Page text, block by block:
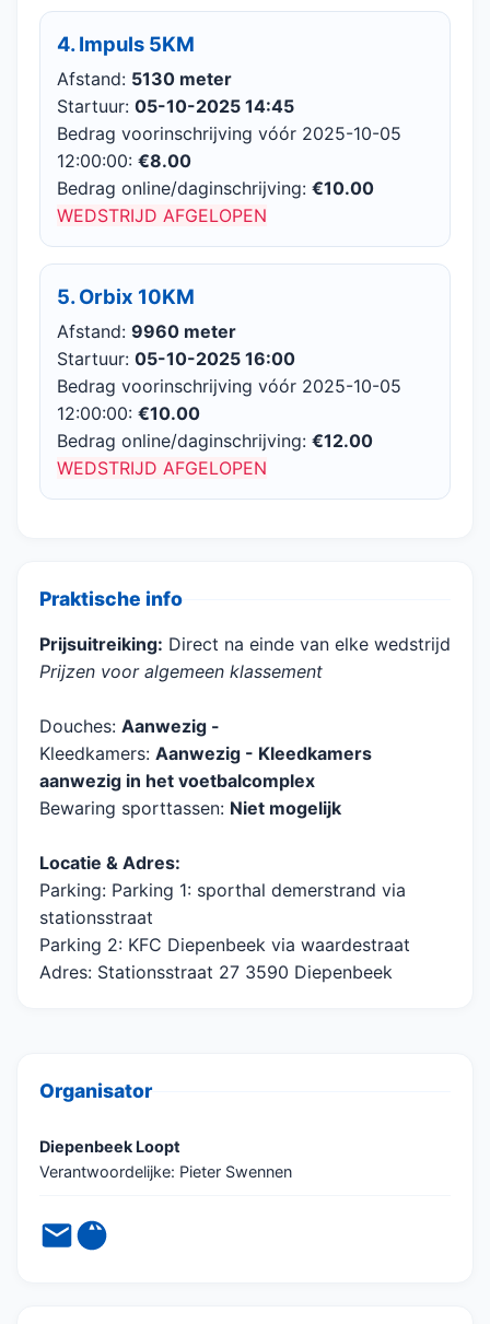
4. Impuls 5KM
Afstand: 5130 meter
Startuur: 05-10-2025 14:45
Bedrag voorinschrijving vóór 2025-10-05
12:00:00: €8.00
Bedrag online/daginschrijving: €10.00
WEDSTRIJD AFGELOPEN
5. Orbix 10KM
Afstand: 9960 meter
Startuur: 05-10-2025 16:00
Bedrag voorinschrijving vóór 2025-10-05
12:00:00: €10.00
Bedrag online/daginschrijving: €12.00
WEDSTRIJD AFGELOPEN
Praktische info
Prijsuitreiking: Direct na einde van elke wedstrijd
Prijzen voor algemeen klassement
Douches: Aanwezig -
Kleedkamers: Aanwezig - Kleedkamers
aanwezig in het voetbalcomplex
Bewaring sporttassen: Niet mogelijk
Locatie & Adres:
Parking: Parking 1: sporthal demerstrand via
stationsstraat
Parking 2: KFC Diepenbeek via waardestraat
Adres: Stationsstraat 27 3590 Diepenbeek
Organisator
Diepenbeek Loopt
Verantwoordelijke: Pieter Swennen